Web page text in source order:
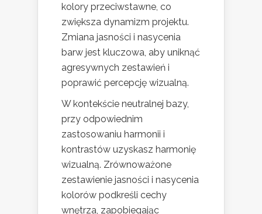
kolory przeciwstawne, co
zwiększa dynamizm projektu.
Zmiana jasności i nasycenia
barw jest kluczowa, aby uniknąć
agresywnych zestawień i
poprawić percepcję wizualną.
W kontekście neutralnej bazy,
przy odpowiednim
zastosowaniu harmonii i
kontrastów uzyskasz harmonię
wizualną. Zrównoważone
zestawienie jasności i nasycenia
kolorów podkreśli cechy
wnętrza, zapobiegając